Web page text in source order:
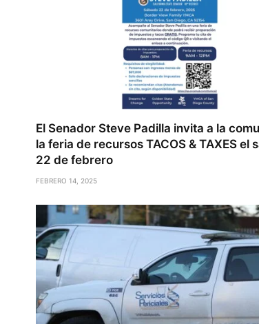
El Senador Steve Padilla invita a la
la feria de recursos TACOS & TAXES el
22 de febrero
FEBRERO 14, 2025